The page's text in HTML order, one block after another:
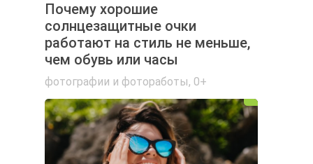
Почему хорошие
солнцезащитные очки
работают на стиль не меньше,
чем обувь или часы
фотографии и фотоработы, 0+